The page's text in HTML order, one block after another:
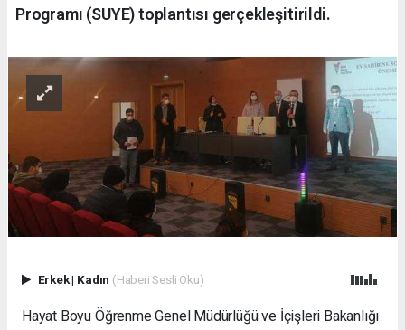
Programı (SUYE) toplantısı gerçekleşitirildi.
Erkek| Kadın (Haberi Sesli Oku)
Hayat Boyu Öğrenme Genel Müdürlüğü ve İçişleri Bakanlığı